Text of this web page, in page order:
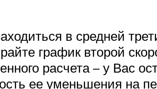
в средней
график второй
расчета – у Вас
ее уменьшения на